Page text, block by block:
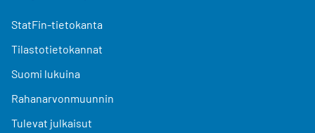
StatFin-tietokanta
Tilastotietokannat
Suomi lukuina
Rahanarvonmuunnin
Tulevat julkaisut